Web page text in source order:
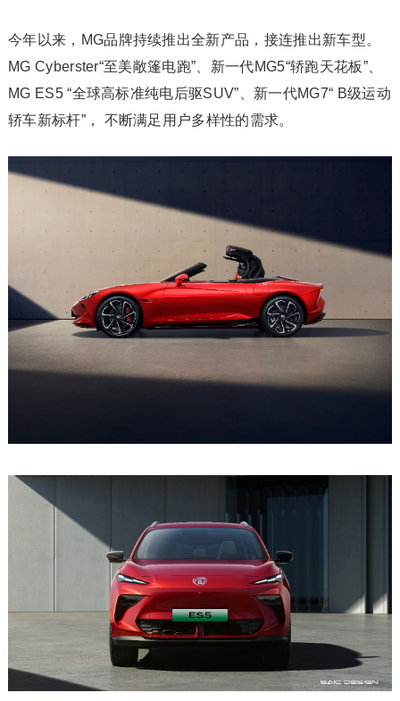
今年以来，MG品牌持续推出全新产品，接连推出新车型。
MG Cyberster“至美敞篷电跑”、新一代MG5“轿跑天花板”、
MG ES5 “全球高标准纯电后驱SUV”、新一代MG7“ B级运动
轿车新标杆”， 不断满足用户多样性的需求。